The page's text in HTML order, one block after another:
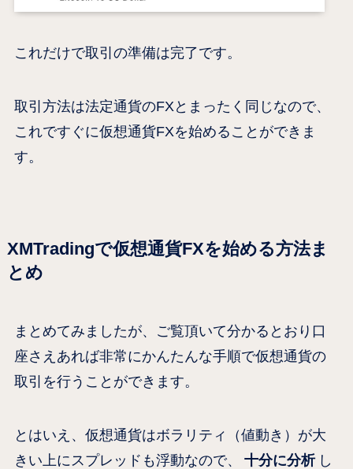
これだけで取引の準備は完了です。
取引方法は法定通貨のFXとまったく同じなので、
これですぐに仮想通貨FXを始めることができま
す。
XMTradingで仮想通貨FXを始める方法ま
とめ
まとめてみましたが、ご覧頂いて分かるとおり口
座さえあれば非常にかんたんな手順で仮想通貨の
取引を行うことができます。
とはいえ、仮想通貨はボラリティ（値動き）が大
きい上にスプレッドも浮動なので、
十分に分析 し